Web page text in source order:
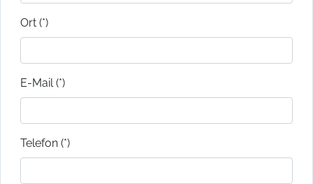
Ort (*)
E-Mail (*)
Telefon (*)